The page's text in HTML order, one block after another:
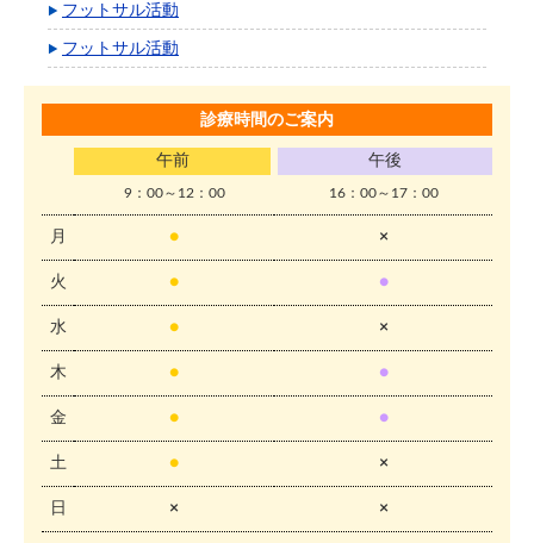
フットサル活動
フットサル活動
診療時間のご案内
午前 午後
9：00～12：00 16：00～17：00
月 ● ×
火 ● ●
水 ● ×
木 ● ●
金 ● ●
土 ● ×
日 × ×